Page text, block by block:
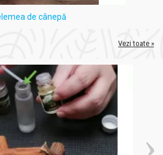
de cânepă
Vezi toate »